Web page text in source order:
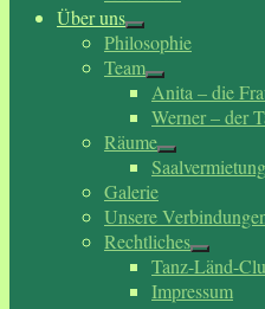
Über uns
Philosophie
Team
Anita – die
Werner – der
Räume
Saalvermietung
Galerie
Unsere
Rechtliches
Tanz-Länd-
Impressum